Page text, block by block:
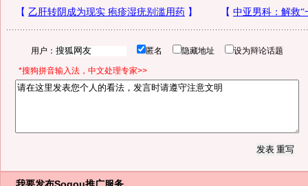
用户： 匿名 隐藏地址 设为辩论话题
*搜狗拼音输入法，中文处理专家>>